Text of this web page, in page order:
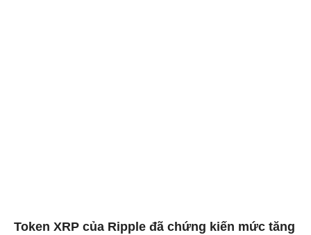
Token XRP của Ripple đã chứng kiến ​​mức tăng